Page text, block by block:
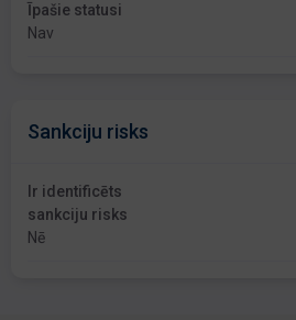
Īpašie statusi
Nav
Sankciju risks
Ir identificēts
sankciju risks
Nē